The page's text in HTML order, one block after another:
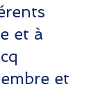
et à
et